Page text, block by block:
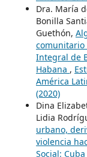
Dra. María
Bonilla
Guethón,
comunitario
Integral de
Habana ,
América
(2020)
Dina
Lidia
urbano,
violencia
Social: